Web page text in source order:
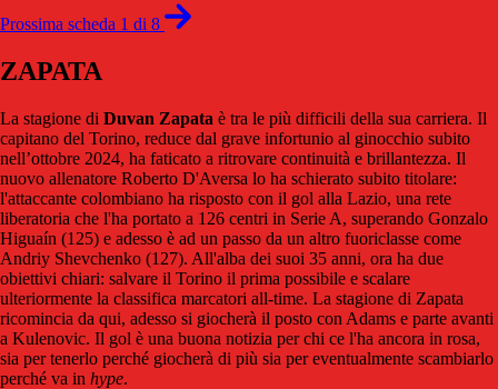
Prossima scheda 1 di 8
ZAPATA
La stagione di Duvan Zapata è tra le più difficili della sua carriera. Il
capitano del Torino, reduce dal grave infortunio al ginocchio subito
nell’ottobre 2024, ha faticato a ritrovare continuità e brillantezza. Il
nuovo allenatore Roberto D'Aversa lo ha schierato subito titolare:
l'attaccante colombiano ha risposto con il gol alla Lazio, una rete
liberatoria che l'ha portato a 126 centri in Serie A, superando Gonzalo
Higuaín (125) e adesso è ad un passo da un altro fuoriclasse come
Andriy Shevchenko (127). All'alba dei suoi 35 anni, ora ha due
obiettivi chiari: salvare il Torino il prima possibile e scalare
ulteriormente la classifica marcatori all-time. La stagione di Zapata
ricomincia da qui, adesso si giocherà il posto con Adams e parte avanti
a Kulenovic. Il gol è una buona notizia per chi ce l'ha ancora in rosa,
sia per tenerlo perché giocherà di più sia per eventualmente scambiarlo
perché va in hype.